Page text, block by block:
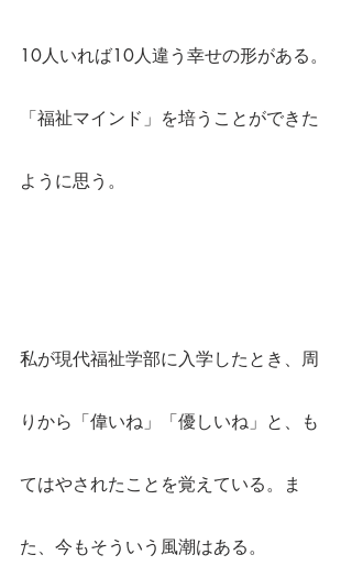
10人いれば10人違う幸せの形がある。
「福祉マインド」を培うことができた
ように思う。
私が現代福祉学部に入学したとき、周
りから「偉いね」「優しいね」と、も
てはやされたことを覚えている。ま
た、今もそういう風潮はある。